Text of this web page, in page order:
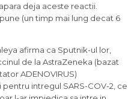
deja aceste reactii.
(un timp mai lung decat 6
afirma ca Sputnik-ul lor,
de la AstraZeneka (bazat
ADENOVIRUS)
intregul SARS-COV-2, ce